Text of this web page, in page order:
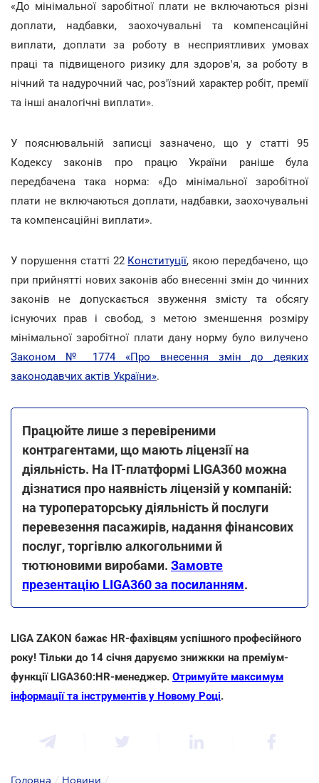
«До мінімальної заробітної плати не включаються різні
доплати, надбавки, заохочувальні та компенсаційні
виплати, доплати за роботу в несприятливих умовах
праці та підвищеного ризику для здоров'я, за роботу в
нічний та надурочний час, роз'їзний характер робіт, премії
та інші аналогічні виплати».
У пояснювальній записці зазначено, що у статті 95
Кодексу законів про працю України раніше була
передбачена така норма: «До мінімальної заробітної
плати не включаються доплати, надбавки, заохочувальні
та компенсаційні виплати».
У порушення статті 22 Конституції, якою передбачено, що
при прийнятті нових законів або внесенні змін до чинних
законів не допускається звуження змісту та обсягу
існуючих прав і свобод, з метою зменшення розміру
мінімальної заробітної плати дану норму було вилучено
Законом № 1774 «Про внесення змін до деяких
законодавчих актів України».
Працюйте лише з перевіреними
контрагентами, що мають ліцензії на
діяльність. На ІТ-платформі LIGA360 можна
дізнатися про наявність ліцензій у компаній:
на туроператорську діяльність й послуги
перевезення пасажирів, надання фінансових
послуг, торгівлю алкогольними й
тютюновими виробами. Замовте
презентацію LIGA360 за посиланням.
LIGA ZAKON бажає HR-фахівцям успішного професійного
року! Тільки до 14 січня даруємо знижкки на преміум-
функції LIGA360:HR-менеджер. Отримуйте максимум
інформації та інструментів у Новому Році.
Головна / Новини /